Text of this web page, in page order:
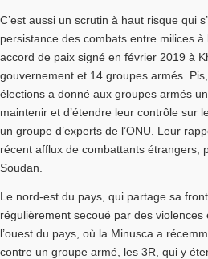
C’est aussi un scrutin à haut risque qui
persistance des combats entre milices à
accord de paix signé en février 2019 à
gouvernement et 14 groupes armés.
élections a donné aux groupes armés
maintenir et d’étendre leur contrôle sur
un groupe d’experts de l’ONU. Leur
récent afflux de combattants étrangers,
Soudan.
Le nord-est du pays, qui partage sa
régulièrement secoué par des violences
l’ouest du pays, où la Minusca a
contre un groupe armé, les 3R, qui y